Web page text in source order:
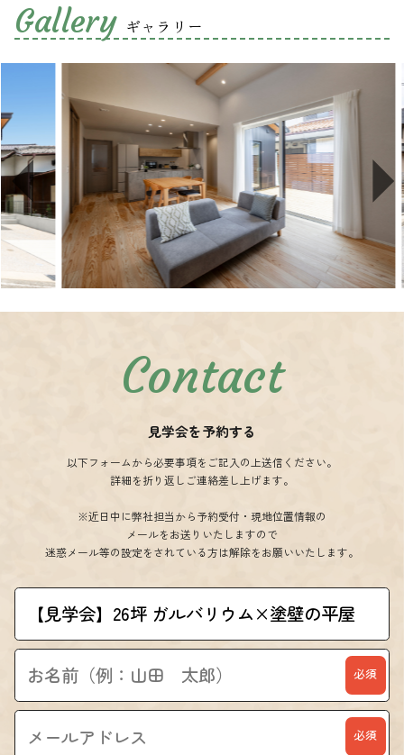
Gallery ギャラリー
Contact
見学会を予約する
以下フォームから必要事項をご記入の上送信ください。
詳細を折り返しご連絡差し上げます。
※近日中に弊社担当から予約受付・現地位置情報の
メールをお送りいたしますので
迷惑メール等の設定をされている方は解除をお願いいたします。
必須
必須